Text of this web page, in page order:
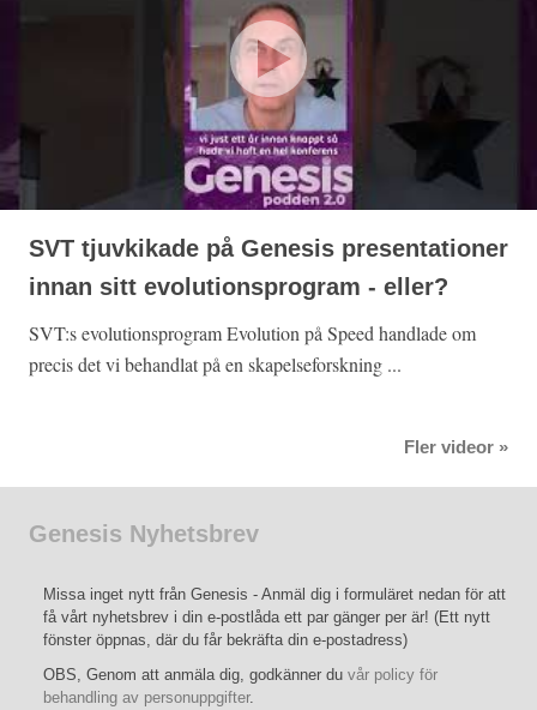
SVT tjuvkikade på Genesis presentationer
innan sitt evolutionsprogram - eller?
SVT:s evolutionsprogram Evolution på Speed handlade om
precis det vi behandlat på en skapelseforskning ...
Fler videor »
Genesis Nyhetsbrev
Missa inget nytt från Genesis - Anmäl dig i formuläret nedan för att
få vårt nyhetsbrev i din e-postlåda ett par gänger per är! (Ett nytt
fönster öppnas, där du får bekräfta din e-postadress)
OBS, Genom att anmäla dig, godkänner du vår policy för
behandling av personuppgifter.